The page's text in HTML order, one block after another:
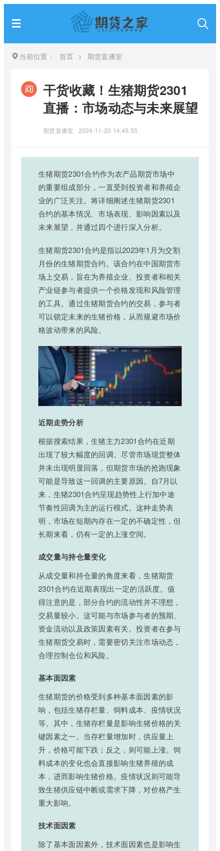
当前位置： 首页 > 期货直播室
干货收藏！生猪期货2301
直播：市场动态与未来展望
期货直播室 2024-11-20 14:45:55
生猪期货2301合约作为农产品期货市场中
的重要组成部分，一直受到投资者和养殖企
业的广泛关注。将详细阐述生猪期货2301
合约的基本情况、市场表现、影响因素以及
未来展望，并通过四个进行深入分析。
生猪期货2301合约是指以2023年1月为交割
月份的生猪期货合约。该合约在中国期货市
场上交易，旨在为养殖企业、投资者和相关
产业链参与者提供一个价格发现和风险管理
的工具。通过生猪期货合约的交易，参与者
可以锁定未来的生猪价格，从而规避市场价
格波动带来的风险。
近期走势分析
根据搜索结果，生猪主力2301合约在近期
出现了较大幅度的回调。尽管市场现货整体
并未出现明显回落，但期货市场的抢跑现象
可能是导致这一回调的主要原因。自7月以
来，生猪2301合约呈现趋势性上行加中途
节奏性回调为主的运行模式。这种走势表
明，市场在短期内存在一定的不确定性，但
长期来看，仍有一定的上涨空间。
成交量与持仓量变化
从成交量和持仓量的角度来看，生猪期货
2301合约在近期表现出一定的活跃度。值
得注意的是，部分合约的流动性并不理想，
交易量较小。这可能与市场参与者的预期、
资金流动以及政策因素有关。投资者在参与
生猪期货交易时，需要密切关注市场动态，
合理控制仓位和风险。
基本面因素
生猪期货的价格受到多种基本面因素的影
响，包括生猪存栏量、饲料成本、疫情状况
等。其中，生猪存栏量是影响生猪价格的关
键因素之一。当存栏量增加时，供应量上
升，价格可能下跌；反之，则可能上涨。饲
料成本的变化也会直接影响生猪养殖的成
本，进而影响生猪价格。疫情状况则可能导
致生猪供应链中断或需求下降，对价格产生
重大影响。
技术面因素
除了基本面因素外，技术面因素也是影响生